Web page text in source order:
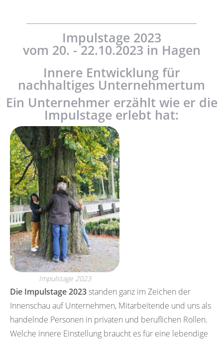
Impulstage 2023
vom 20. - 22.10.2023 in Hagen
Innere Entwicklung für
nachhaltiges Unternehmertum
Ein Unternehmer erzählt wie er die
Impulstage erlebt hat:
Impulstage 2023
Die Impulstage 2023standen ganz im Zeichen der
Innenschau auf Unternehmen, Mitarbeitende und uns als
handelnde Personen in privaten und beruflichen Rollen.
Welche innere Einstellung braucht es für eine lebendige